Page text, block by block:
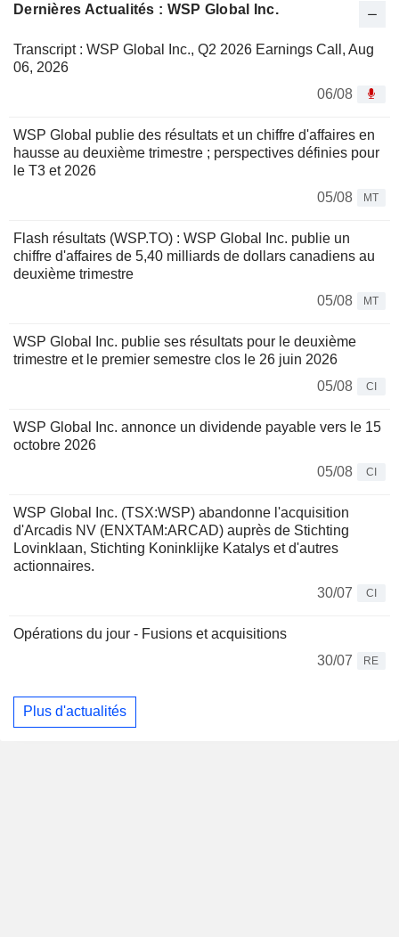
Dernières Actualités : WSP Global Inc.
Transcript : WSP Global Inc., Q2 2026 Earnings Call, Aug
06, 2026
06/08
WSP Global publie des résultats et un chiffre d'affaires en
hausse au deuxième trimestre ; perspectives définies pour
le T3 et 2026
05/08
MT
Flash résultats (WSP.TO) : WSP Global Inc. publie un
chiffre d'affaires de 5,40 milliards de dollars canadiens au
deuxième trimestre
05/08
MT
WSP Global Inc. publie ses résultats pour le deuxième
trimestre et le premier semestre clos le 26 juin 2026
05/08
CI
WSP Global Inc. annonce un dividende payable vers le 15
octobre 2026
05/08
CI
WSP Global Inc. (TSX:WSP) abandonne l'acquisition
d'Arcadis NV (ENXTAM:ARCAD) auprès de Stichting
Lovinklaan, Stichting Koninklijke Katalys et d'autres
actionnaires.
30/07
CI
Opérations du jour - Fusions et acquisitions
30/07
RE
Plus d'actualités